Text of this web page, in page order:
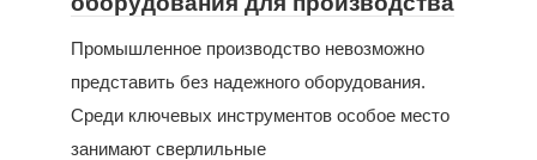
Промышленное производство невозможно
представить без надежного оборудования.
Среди ключевых инструментов особое место
занимают сверлильные